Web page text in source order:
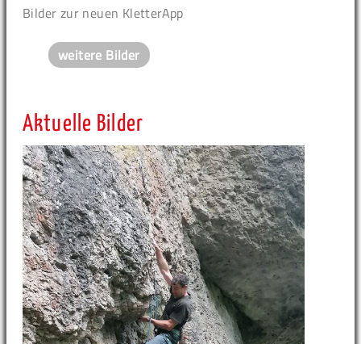
Bilder zur neuen KletterApp
weitere Bilder
Aktuelle Bilder